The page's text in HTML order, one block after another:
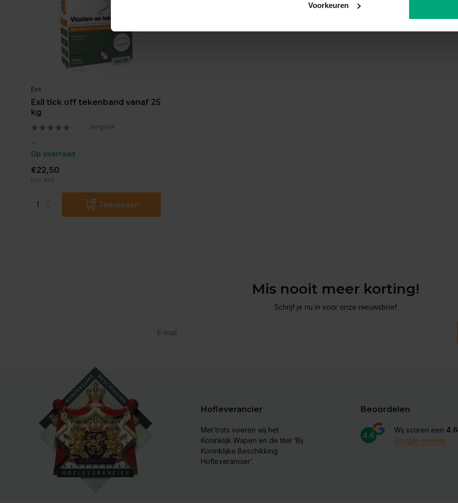
Voorkeuren
Exil
Exil tick off tekenband vanaf 25
kg
Vergelijk
...
Op voorraad
€22,50
Incl. btw
Toevoegen
Mis nooit meer korting!
Schrijf je nu in voor onze nieuwsbrief
Hofleverancier
Met trots voeren wij het
Koninklijk Wapen en de titel ‘Bij
Koninklijke Beschikking
Hofleverancier'.
Beoordelen
4.6
Wij scoren een 4.6
Google reviews